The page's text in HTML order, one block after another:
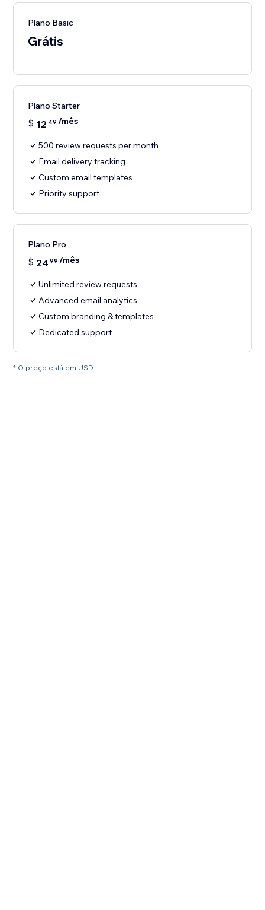
Plano Basic
Grátis
Plano Starter
$ 12 49 /mês
500 review requests per month
Email delivery tracking
Custom email templates
Priority support
Plano Pro
$ 24 99 /mês
Unlimited review requests
Advanced email analytics
Custom branding & templates
Dedicated support
* O preço está em USD.